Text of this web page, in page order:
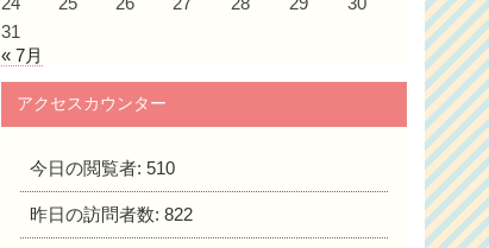
31
« 7月
アクセスカウンター
今日の閲覧者:510
昨日の訪問者数:822